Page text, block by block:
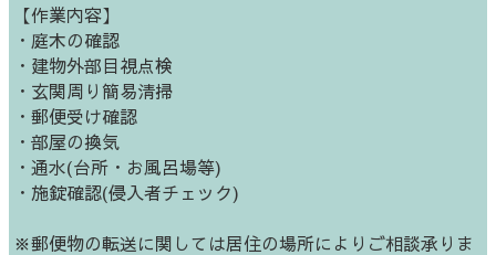
【作業内容】
・庭木の確認
・建物外部目視点検
・玄関周り簡易清掃
・郵便受け確認
・部屋の換気
・通水(台所・お風呂場等)
・施錠確認(侵入者チェック)
※郵便物の転送に関しては居住の場所によりご相談承りま